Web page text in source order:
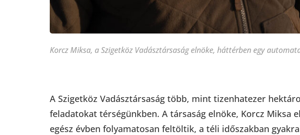
Korcz Miksa, a Szigetköz Vadásztársaság elnöke, háttérben egy
A Szigetköz Vadásztársaság több, mint tizenhatezer
feladatokat térségünkben. A társaság elnöke, Korcz Miksa
egész évben folyamatosan feltöltik, a téli időszakban